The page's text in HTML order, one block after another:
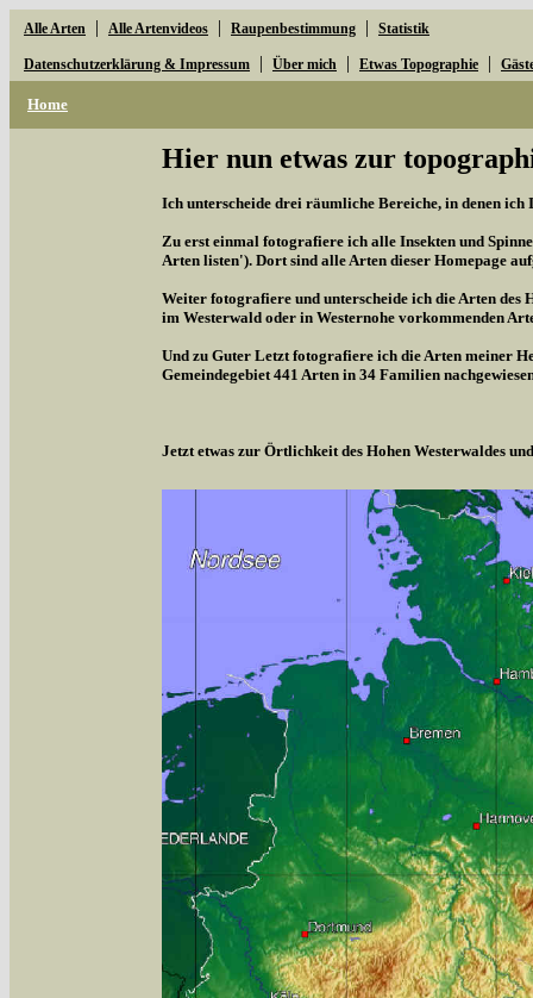
Alle Arten | Alle Artenvideos | Raupenbestimmung | Statistik
Datenschutzerklärung & Impressum | Über mich | Etwas Topographie |
Home
Hier nun etwas zur
Ich unterscheide drei räumliche Bereiche, in denen ich
Zu erst einmal fotografiere ich alle Insekten und
Arten listen'). Dort sind alle Arten dieser Homepage
Weiter fotografiere und unterscheide ich die Arten des
im Westerwald oder in Westernohe vorkommenden
Und zu Guter Letzt fotografiere ich die Arten meiner
Gemeindegebiet 441 Arten in 34 Familien
Jetzt etwas zur Örtlichkeit des Hohen Westerwaldes